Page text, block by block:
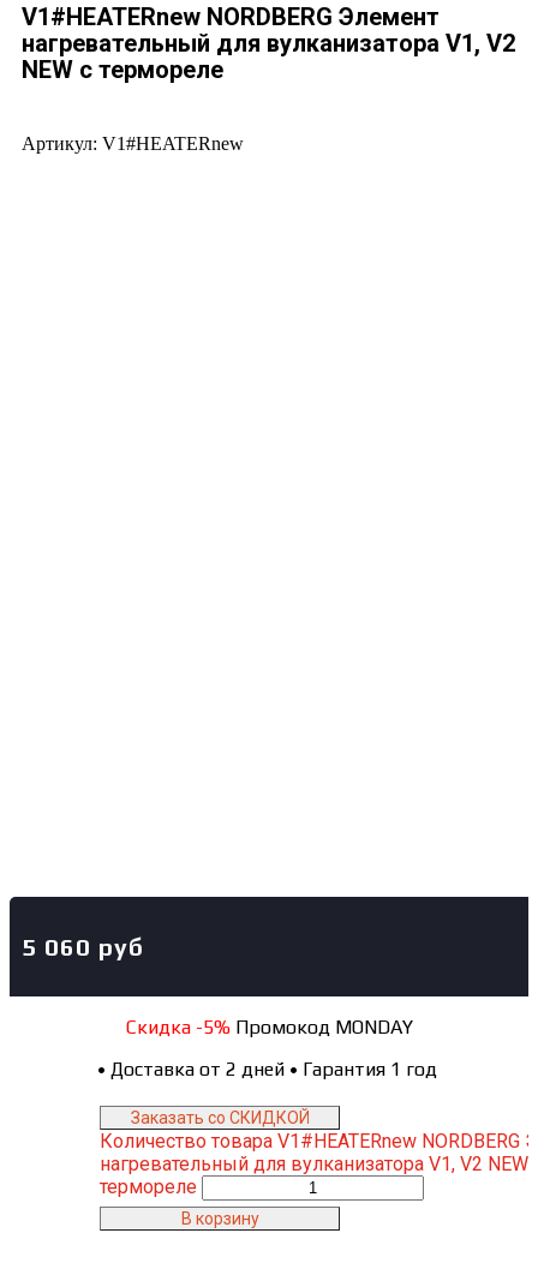
V1#HEATERnew NORDBERG Элемент
нагревательный для вулканизатора V1, V2
NEW с термореле
Артикул: V1#HEATERnew
5 060 руб
Скидка -5%Промокод MONDAY
• Доставка от 2 дней • Гарантия 1 год
Заказать со СКИДКОЙ
Количество товара V1#HEATERnew NORDBERG
нагревательный для вулканизатора V1, V2 NEW
термореле
В корзину